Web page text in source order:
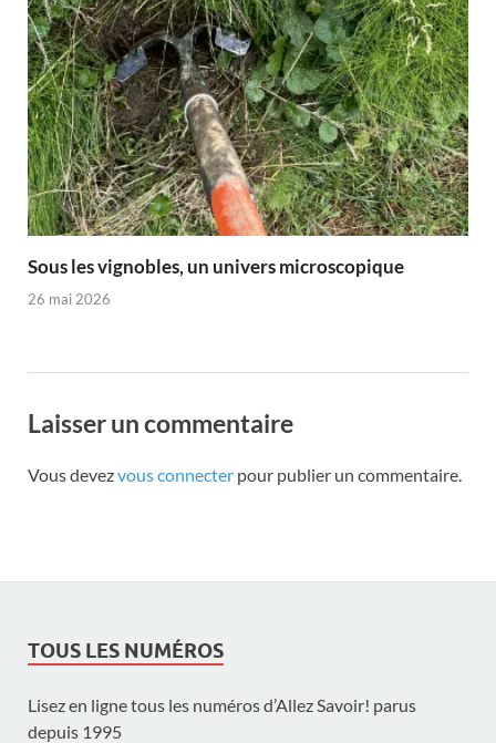
Sous les vignobles, un univers microscopique
26 mai 2026
Laisser un commentaire
Vous devezvous connecter pour publier un commentaire.
TOUS LES NUMÉROS
Lisez en ligne tous les numéros d’Allez Savoir! parus
depuis 1995